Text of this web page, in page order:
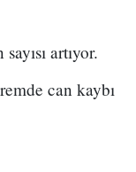
artıyor.
can kaybı